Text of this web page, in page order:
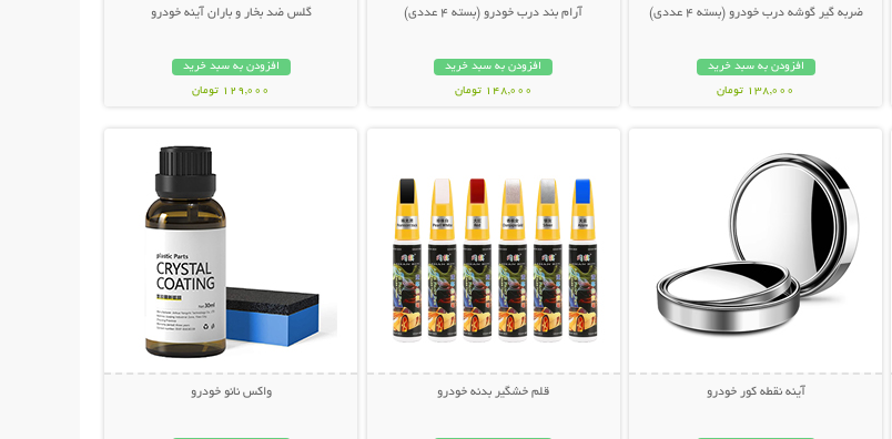
ضربه گیر گوشه درب خودرو (بسته 4 عددی)
افزودن به سبد خرید
138,000 تومان
آرام بند درب خودرو (بسته 4 عددی)
افزودن به سبد خرید
148,000 تومان
گلس ضد بخار و باران آینه خودرو
افزودن به سبد خرید
129,000 تومان
آینه نقطه کور خودرو قلم خشگیر بدنه خودرو واکس نانو خودرو